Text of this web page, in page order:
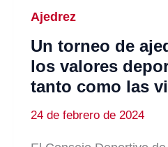
Ajedrez
Un torneo de
los valores
tanto como las
24 de febrero de 2024